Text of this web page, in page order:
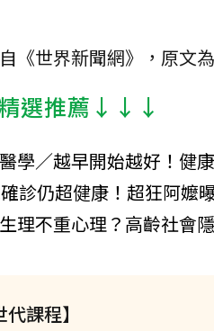
《世界新聞網》，原文為
選推薦↓↓↓
學／越早開始越好！健
診仍超健康！超狂阿嬤
理不重心理？高齡社會
代課程】